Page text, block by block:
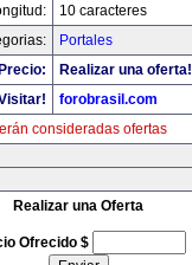
10 caracteres
Portales
Precio:
Realizar una oferta!
forobrasil.com
consideradas ofertas
Realizar una Oferta
Ofrecido $